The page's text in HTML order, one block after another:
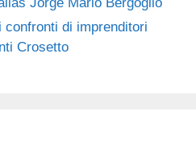
di imprenditori
Crosetto